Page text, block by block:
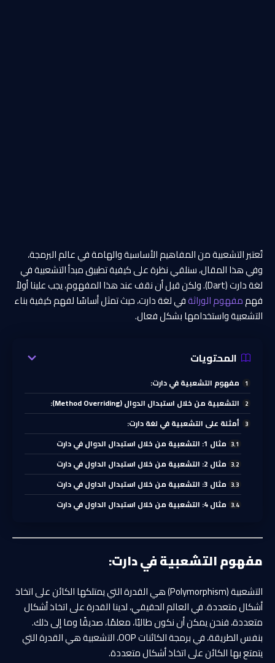
تُعتبر التشعبية من المفاهيم الأساسية والهامة في عالم البرمجة،
وفي هذا المقال، سنلقي نظرة على كيفية تطبيق مبدأ التشعبية في
لغة دارت (Dart). ولكن قبل أن نقف عند هذا المفهوم، يجب علينا أولاً
فهممفهوم الوراثةفي لغة دارت، حيث تمثل أساسًا لفهم كيفية بناء
التشعبية واستخدامها بشكل فعال.
المحتويات
مفهوم التشعبية في دارت:
التشعبية من خلال استبدال الدوال (Method Overriding):
أمثلة على التشعبية في لغة دارت:
مثال 1: التشعبية من خلال استبدال الدوال في دارت
مثال 2: التشعبية من خلال استبدال الداول في دارت
مثال 3: التشعبية من خلال استبدال الداول في دارت
مثال 4: التشعبية من خلال استبدال الداول في دارت
مفهوم التشعبية في دارت:
التشعبية (Polymorphism) هي القدرة التي يمتلكها الكائن على اتخاذ
أشكال متعددة. في العالم الحقيقي، لدينا القدرة على اتخاذ أشكال
متعددة، فنحن يمكن أن نكون طالبًا، معلمًا، صديقًا وما إلى ذلك.
بنفس الطريقة، في برمجة الكائنات OOP، التشعبية هي القدرة التي
يتمتع بها الكائن على اتخاذ أشكال متعددة.